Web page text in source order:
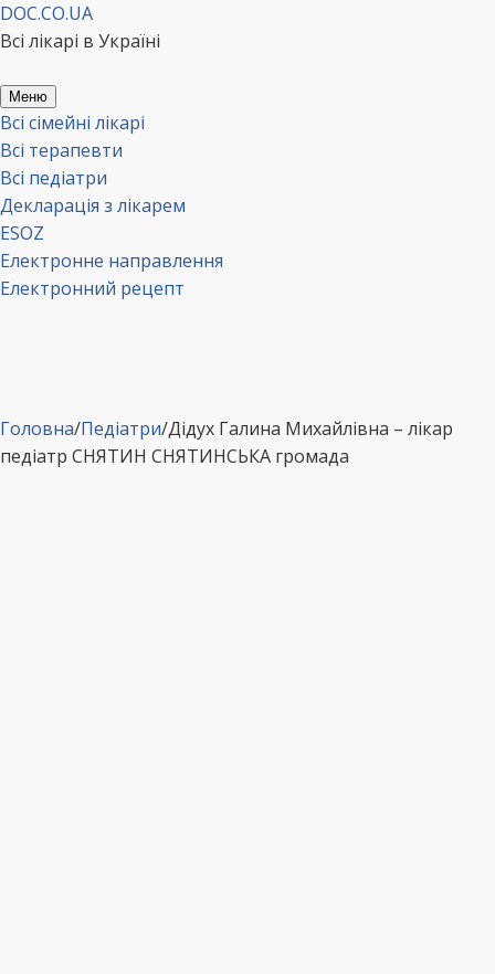
Перейти
до
DOC.CO.UA
Всі лікарі в Україні
Меню
Всі сімейні лікарі
Всі терапевти
Всі педіатри
Декларація з лікарем
ESOZ
Електронне направлення
Електронний рецепт
Головна/Педіатри/Дідух Галина Михайлівна – лікар
педіатр СНЯТИН СНЯТИНСЬКА громада